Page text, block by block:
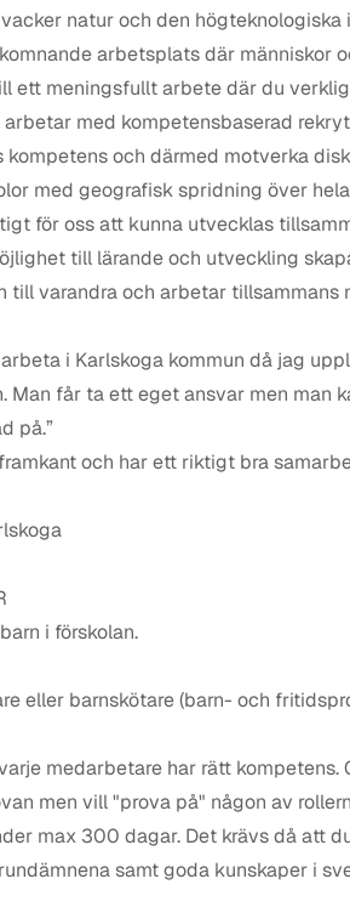
natur och den högteknologiska
arbetsplats där människor
ett meningsfullt arbete där du
arbetar med kompetensbaserad
kompetens och därmed motverka
med geografisk spridning över
för oss att kunna utvecklas
till lärande och utveckling
till varandra och arbetar tillsammans
i Karlskoga kommun då jag
Man får ta ett eget ansvar men man
på.”
och har ett riktigt bra
i förskolan.
eller barnskötare (barn- och
medarbetare har rätt kompetens.
men vill "prova på" någon av
max 300 dagar. Det krävs då att
samt goda kunskaper i